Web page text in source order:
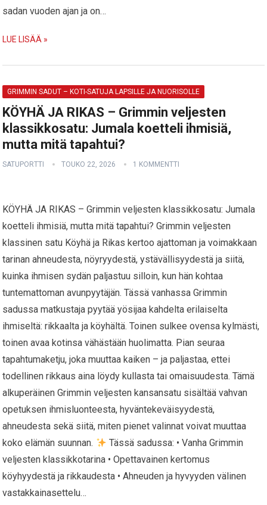
sadan vuoden ajan ja on…
LUE LISÄÄ »
GRIMMIN SADUT – KOTI-SATUJA LAPSILLE JA NUORISOLLE
KÖYHÄ JA RIKAS – Grimmin veljesten
klassikkosatu: Jumala koetteli ihmisiä,
mutta mitä tapahtui?
SATUPORTTI TOUKO 22, 2026 1 KOMMENTTI
KÖYHÄ JA RIKAS – Grimmin veljesten klassikkosatu: Jumala
koetteli ihmisiä, mutta mitä tapahtui? Grimmin veljesten
klassinen satu Köyhä ja Rikas kertoo ajattoman ja voimakkaan
tarinan ahneudesta, nöyryydestä, ystävällisyydestä ja siitä,
kuinka ihmisen sydän paljastuu silloin, kun hän kohtaa
tuntemattoman avunpyytäjän. Tässä vanhassa Grimmin
sadussa matkustaja pyytää yösijaa kahdelta erilaiselta
ihmiseltä: rikkaalta ja köyhältä. Toinen sulkee ovensa kylmästi,
toinen avaa kotinsa vähästään huolimatta. Pian seuraa
tapahtumaketju, joka muuttaa kaiken – ja paljastaa, ettei
todellinen rikkaus aina löydy kullasta tai omaisuudesta. Tämä
alkuperäinen Grimmin veljesten kansansatu sisältää vahvan
opetuksen ihmisluonteesta, hyväntekeväisyydestä,
ahneudesta sekä siitä, miten pienet valinnat voivat muuttaa
koko elämän suunnan.
Tässä sadussa: • Vanha Grimmin
veljesten klassikkotarina • Opettavainen kertomus
köyhyydestä ja rikkaudesta • Ahneuden ja hyvyyden välinen
vastakkainasettelu…